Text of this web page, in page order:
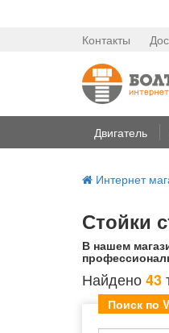
Контакты
Двигатель
Интернет
Стойки
В нашем
Найдено43
Поиск по